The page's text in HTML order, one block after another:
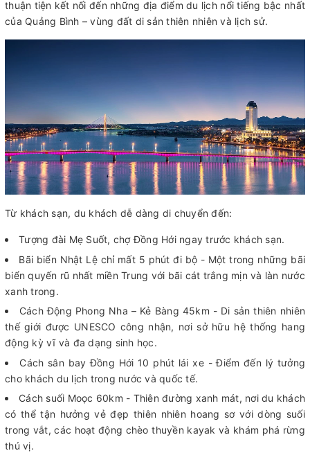
thuận tiện kết nối đến những địa điểm du lịch nổi tiếng bậc nhất
của Quảng Bình – vùng đất di sản thiên nhiên và lịch sử.
Từ khách sạn, du khách dễ dàng di chuyển đến:
Tượng đài Mẹ Suốt, chợ Đồng Hới ngay trước khách sạn.
Bãi biển Nhật Lệ chỉ mất 5 phút đi bộ - Một trong những bãi
biển quyến rũ nhất miền Trung với bãi cát trắng mịn và làn nước
xanh trong.
Cách Động Phong Nha – Kẻ Bàng 45km - Di sản thiên nhiên
thế giới được UNESCO công nhận, nơi sở hữu hệ thống hang
động kỳ vĩ và đa dạng sinh học.
Cách sân bay Đồng Hới 10 phút lái xe - Điểm đến lý tưởng
cho khách du lịch trong nước và quốc tế.
Cách suối Moọc 60km - Thiên đường xanh mát, nơi du khách
có thể tận hưởng vẻ đẹp thiên nhiên hoang sơ với dòng suối
trong vắt, các hoạt động chèo thuyền kayak và khám phá rừng
thú vị.